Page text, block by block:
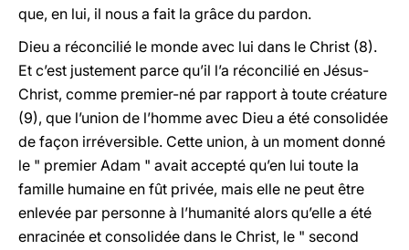
que, en lui, il nous a fait la grâce du pardon.
Dieu a réconcilié le monde avec lui dans le Christ (8).
Et c’est justement parce qu’il l’a réconcilié en Jésus-
Christ, comme premier-né par rapport à toute créature
(9), que l’union de l’homme avec Dieu a été consolidée
de façon irréversible. Cette union, à un moment donné
le " premier Adam " avait accepté qu’en lui toute la
famille humaine en fût privée, mais elle ne peut être
enlevée par personne à l’humanité alors qu’elle a été
enracinée et consolidée dans le Christ, le " second